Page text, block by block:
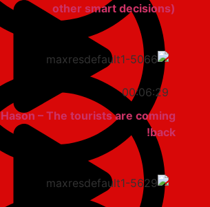
other smart decisions)
00:06:29
Hason – The tourists are coming